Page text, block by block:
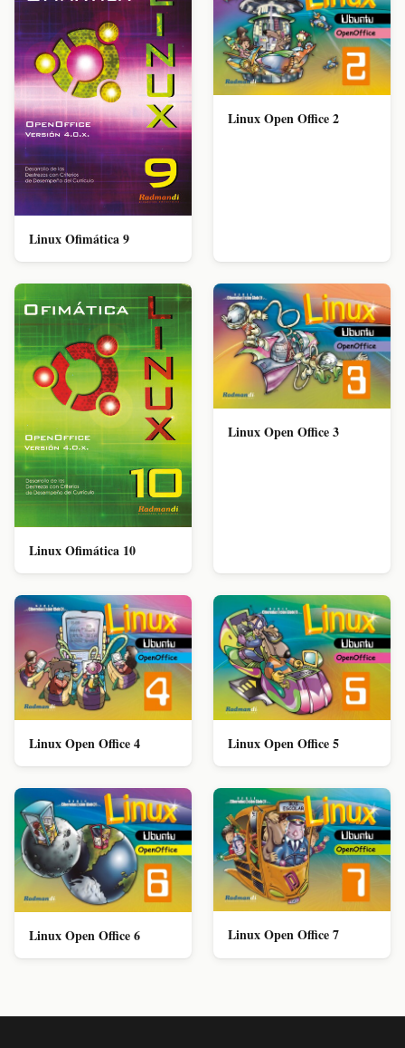
Linux Ofimática 9
Linux Open Office 2
Linux Ofimática 10
Linux Open Office 3
Linux Open Office 4 Linux Open Office 5
Linux Open Office 6 Linux Open Office 7